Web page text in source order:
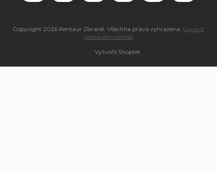
Vytvořil Shoptet
Copyright 2026 Kentaur Zbraně. Všechna práva vyhrazena. Upravit
nastavení cookies